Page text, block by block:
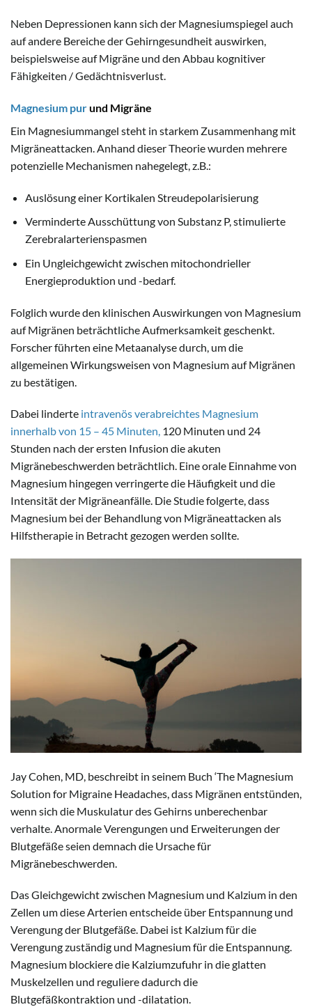
Neben Depressionen kann sich der Magnesiumspiegel auch
auf andere Bereiche der Gehirngesundheit auswirken,
beispielsweise auf Migräne und den Abbau kognitiver
Fähigkeiten / Gedächtnisverlust.
Magnesium purund Migräne
Ein Magnesiummangel steht in starkem Zusammenhang mit
Migräneattacken. Anhand dieser Theorie wurden mehrere
potenzielle Mechanismen nahegelegt, z.B.:
Auslösung einer Kortikalen Streudepolarisierung
Verminderte Ausschüttung von Substanz P, stimulierte
Zerebralarterienspasmen
Ein Ungleichgewicht zwischen mitochondrieller
Energieproduktion und -bedarf.
Folglich wurde den klinischen Auswirkungen von Magnesium
auf Migränen beträchtliche Aufmerksamkeit geschenkt.
Forscher führten eine Metaanalyse durch, um die
allgemeinen Wirkungsweisen von Magnesium auf Migränen
zu bestätigen.
Dabei linderte intravenös verabreichtes Magnesium
innerhalb von 15 – 45 Minuten, 120 Minuten und 24
Stunden nach der ersten Infusion die akuten
Migränebeschwerden beträchtlich. Eine orale Einnahme von
Magnesium hingegen verringerte die Häufigkeit und die
Intensität der Migräneanfälle. Die Studie folgerte, dass
Magnesium bei der Behandlung von Migräneattacken als
Hilfstherapie in Betracht gezogen werden sollte.
Jay Cohen, MD, beschreibt in seinem Buch ‘The Magnesium
Solution for Migraine Headaches, dass Migränen entstünden,
wenn sich die Muskulatur des Gehirns unberechenbar
verhalte. Anormale Verengungen und Erweiterungen der
Blutgefäße seien demnach die Ursache für
Migränebeschwerden.
Das Gleichgewicht zwischen Magnesium und Kalzium in den
Zellen um diese Arterien entscheide über Entspannung und
Verengung der Blutgefäße. Dabei ist Kalzium für die
Verengung zuständig und Magnesium für die Entspannung.
Magnesium blockiere die Kalziumzufuhr in die glatten
Muskelzellen und reguliere dadurch die
Blutgefäßkontraktion und -dilatation.